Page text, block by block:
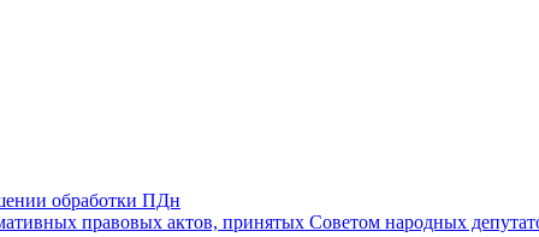
обработки ПДн
правовых актов, принятых Советом народных